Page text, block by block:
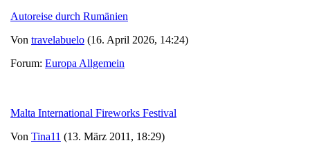
Autoreise durch Rumänien
Von travelabuelo (16. April 2026, 14:24)
Forum: Europa Allgemein
Malta International Fireworks Festival
Von Tina11 (13. März 2011, 18:29)